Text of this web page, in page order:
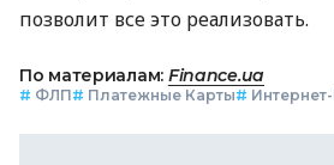
позволит все это реализовать.
По материалам: Finance.ua
# ФЛП# Платежные Карты#